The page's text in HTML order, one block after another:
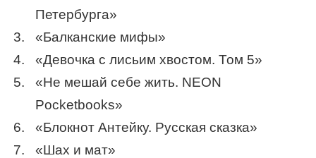
Петербурга»
«Балканские мифы»
«Девочка с лисьим хвостом. Том 5»
«Не мешай себе жить. NEON
Pocketbooks»
«Блокнот Антейку. Русская сказка»
«Шах и мат»